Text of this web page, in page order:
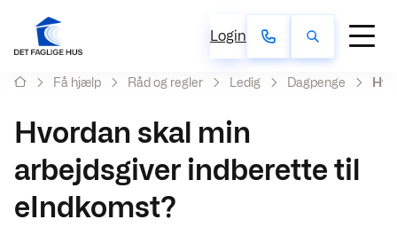
Login
Få hjælp Råd og regler Ledig Dagpenge
Hvordan skal min
arbejdsgiver indberette til
eIndkomst?